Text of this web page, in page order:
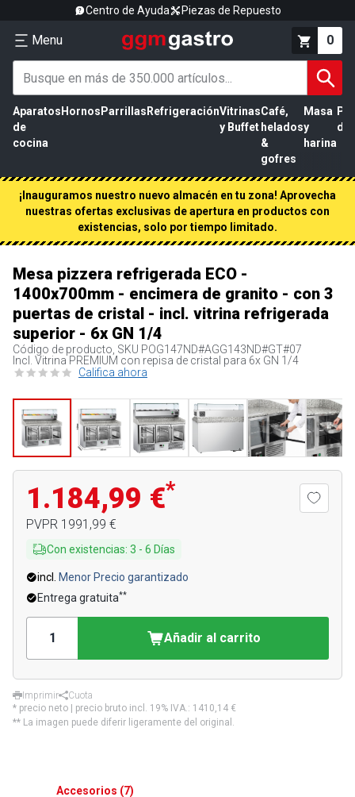
Centro de Ayuda Piezas de Repuesto
Menu 0
Aparatos
de
cocina
Hornos Parrillas RefrigeraciónVitrinas
y Buffet
Café,
helados
&
gofres
Masa
y
harina
de
¡Inauguramos nuestro nuevo almacén en tu zona! Aprovecha
nuestras ofertas exclusivas de apertura en productos con
existencias, solo por tiempo limitado.
Mesa pizzera refrigerada ECO -
1400x700mm - encimera de granito - con 3
puertas de cristal - incl. vitrina refrigerada
superior - 6x GN 1/4
Código de producto, SKU POG147ND#AGG143ND#GT#07
Incl. Vitrina PREMIUM con repisa de cristal para 6x GN 1/4
Califica ahora
1.184,99 €*
PVPR 1991,99 €
Con existencias: 3 - 6 Días
incl.
Menor Precio garantizado
Entrega gratuita**
Añadir al carrito
Imprimir
Cuota
* precio neto | precio bruto incl. 19% IVA.: 1410,14 €
** La imagen puede diferir ligeramente del original.
Accesorios (7)